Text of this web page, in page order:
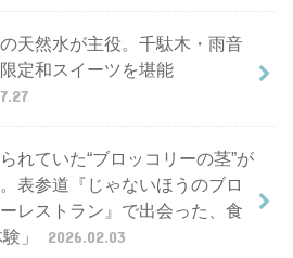
天然水が主役。千駄木・雨音
定和スイーツを堪能
られていた“ブロッコリーの茎”が
表参道『じゃないほうのブロ
レストラン』で出会った、食
」
2026.02.03